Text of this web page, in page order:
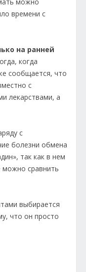
времени с
на ранней
когда
сообщается, что
с
лекарствами, а
с
болезни обмена
так как в нем
можно сравнить
выбирается
что он просто